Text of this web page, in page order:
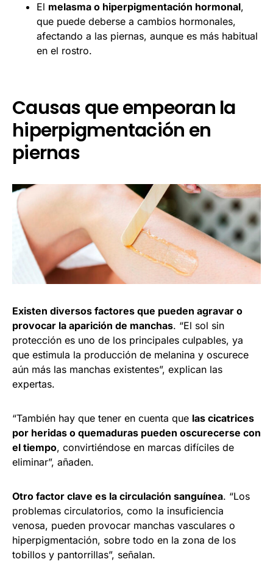
El melasma o hiperpigmentación hormonal,
que puede deberse a cambios hormonales,
afectando a las piernas, aunque es más habitual
en el rostro.
Causas que empeoran la
hiperpigmentación en
piernas
Existen diversos factores que pueden agravar o
provocar la aparición de manchas. “El sol sin
protección es uno de los principales culpables, ya
que estimula la producción de melanina y oscurece
aún más las manchas existentes”, explican las
expertas.
“También hay que tener en cuenta que las cicatrices
por heridas o quemaduras pueden oscurecerse con
el tiempo, convirtiéndose en marcas difíciles de
eliminar”, añaden.
Otro factor clave es la circulación sanguínea. “Los
problemas circulatorios, como la insuficiencia
venosa, pueden provocar manchas vasculares o
hiperpigmentación, sobre todo en la zona de los
tobillos y pantorrillas”, señalan.